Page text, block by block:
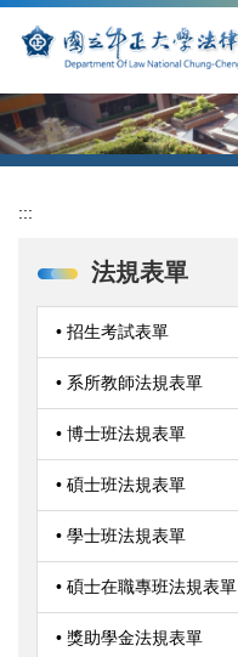
到
要
內
容
區
:::
法規表單
• 招生考試表單
• 系所教師法規表單
• 博士班法規表單
• 碩士班法規表單
• 學士班法規表單
• 碩士在職專班法規表單
• 獎助學金法規表單